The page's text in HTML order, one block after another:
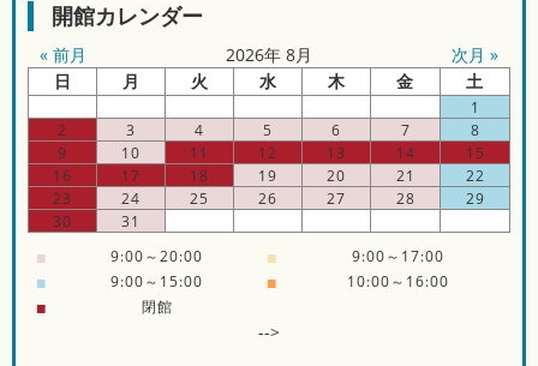
開館カレンダー
« 前月 次月 »
2026年 8月
日
月 火 水 木 金 土
1
2
3 4 5 6 7
8
9
10 11 12 13 14
15
16
17 18 19 20 21
22
23
24 25 26 27 28
29
30
31
■ 9:00～20:00 ■ 9:00～17:00
■ 9:00～15:00 ■ 10:00～16:00
■ 閉館
-->